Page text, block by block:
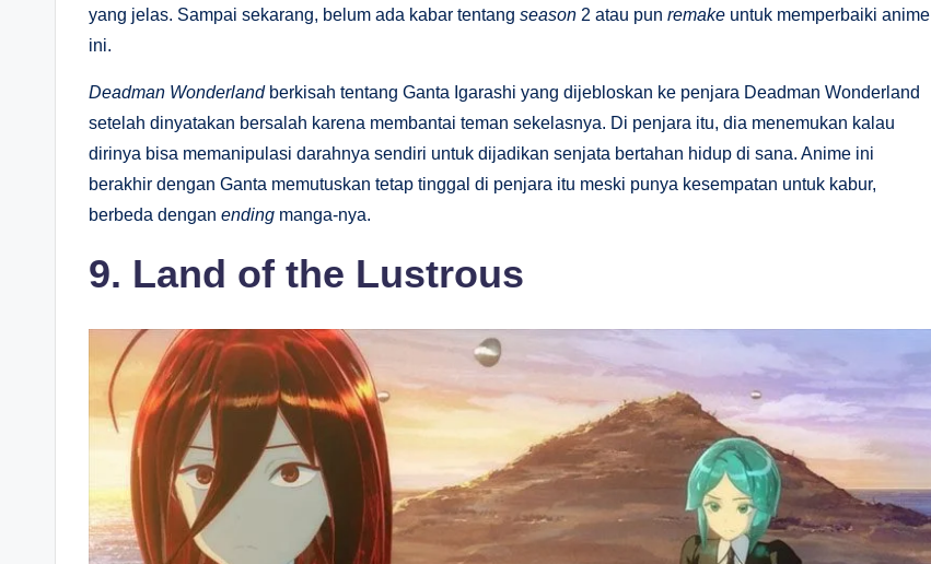
yang jelas. Sampai sekarang, belum ada kabar tentang season 2 atau pun remake untuk memperbaiki anime
ini.
Deadman Wonderlandberkisah tentang Ganta Igarashi yang dijebloskan ke penjara Deadman Wonderland
setelah dinyatakan bersalah karena membantai teman sekelasnya. Di penjara itu, dia menemukan kalau
dirinya bisa memanipulasi darahnya sendiri untuk dijadikan senjata bertahan hidup di sana. Anime ini
berakhir dengan Ganta memutuskan tetap tinggal di penjara itu meski punya kesempatan untuk kabur,
berbeda dengan ending manga-nya.
9. Land of the Lustrous